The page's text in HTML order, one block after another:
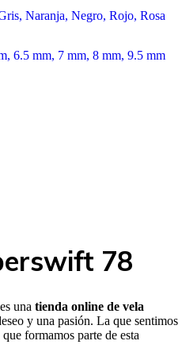
, Naranja, Negro, Rojo, Rosa
, 6.5 mm, 7 mm, 8 mm, 9.5 mm
78
una tienda online de vela
y una pasión. La que sentimos
formamos parte de esta